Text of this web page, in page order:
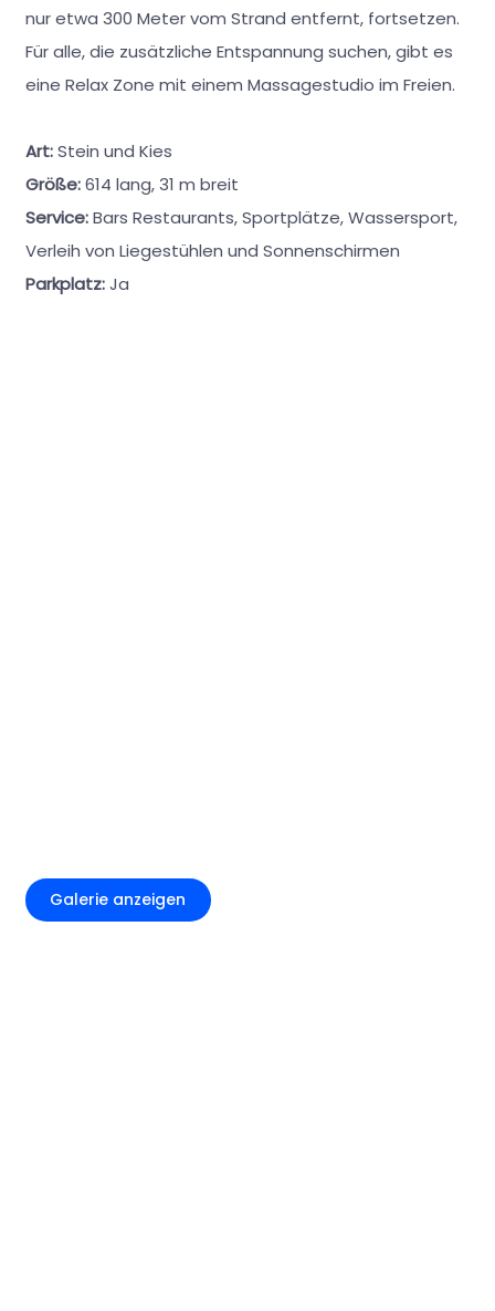
nur etwa 300 Meter vom Strand entfernt, fortsetzen.
Für alle, die zusätzliche Entspannung suchen, gibt es
eine Relax Zone mit einem Massagestudio im Freien.
Art:Stein und Kies
Größe:614 lang, 31 m breit
Service:Bars Restaurants, Sportplätze, Wassersport,
Verleih von Liegestühlen und Sonnenschirmen
Parkplatz:Ja
Galerie anzeigen